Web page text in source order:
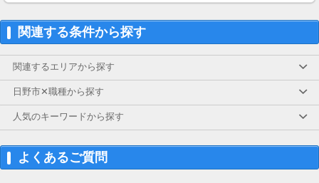
▼月収例
29万7,850円
＝(時給1,400円×8h＋残業1h)×23日
▼貯金の目安
＜リゾートバイト＞
住まい ：無料
水道光熱費：無料
Wi-Fi代 ：無料
スマホ ：0.5万円
そのほか ：1.5万円
社会保険 ：3万円
のお仕事へ応募（面接なし）→お仕事開始
関連する条件から探す
関連するエリアから探す
日野市✕職種から探す
人気のキーワードから探す
よくあるご質問